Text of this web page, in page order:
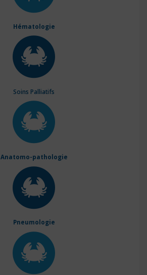
Hématologie
Soins Palliatifs
Anatomo-pathologie
Pneumologie